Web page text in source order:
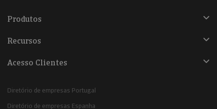
Produtos
Recursos
Acesso Clientes
Diretório de empresas Portugal
Diretório de empresas Espanha